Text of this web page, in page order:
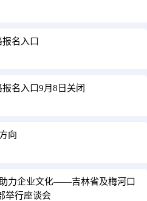
名入口
名入口9月8日关闭
向
助力企业文化——吉林省及梅河口
举行座谈会